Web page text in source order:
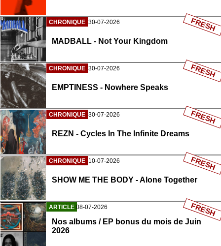
CHRONIQUE 30-07-2026
MADBALL - Not Your Kingdom
FRESH
CHRONIQUE 30-07-2026
EMPTINESS - Nowhere Speaks
FRESH
CHRONIQUE 30-07-2026
REZN - Cycles In The Infinite Dreams
FRESH
CHRONIQUE 10-07-2026
SHOW ME THE BODY - Alone Together
FRESH
ARTICLE 08-07-2026
Nos albums / EP bonus du mois de Juin
2026
FRESH